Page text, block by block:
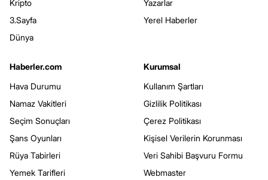
Kripto
3.Sayfa
Dünya
Yazarlar
Yerel Haberler
Haberler.com
Hava Durumu
Namaz Vakitleri
Seçim Sonuçları
Şans Oyunları
Rüya Tabirleri
Yemek Tarifleri
Kurumsal
Kullanım Şartları
Gizlilik Politikası
Çerez Politikası
Kişisel Verilerin Korunması
Veri Sahibi Başvuru Formu
Webmaster